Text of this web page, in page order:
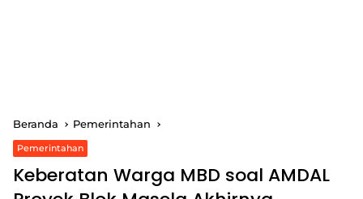
Beranda Pemerintahan
Pemerintahan
Keberatan Warga MBD soal AMDAL